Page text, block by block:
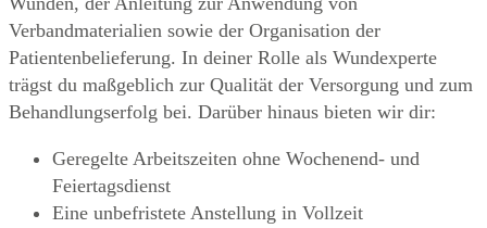
Verbandmaterialien sowie der Organisation der
Patientenbelieferung. In deiner Rolle als Wundexperte
trägst du maßgeblich zur Qualität der Versorgung und zum
Behandlungserfolg bei. Darüber hinaus bieten wir dir:
Geregelte Arbeitszeiten ohne Wochenend- und
Feiertagsdienst
Eine unbefristete Anstellung in Vollzeit